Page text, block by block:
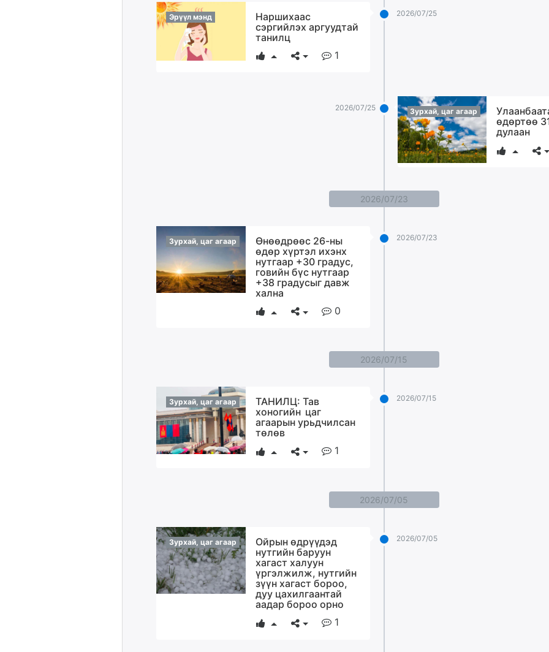
2026/07/25
Эрүүл мэнд
Наршихаас
сэргийлэх аргуудтай
танилц
1
2026/07/25 Зурхай, цаг агаар
өдөртөө
дулаан
2026/07/23
2026/07/23
Зурхай, цаг агаар
Өнөөдрөөс 26-ны
өдөр хүртэл ихэнх
нутгаар +30 градус,
говийн бүс нутгаар
+38 градусыг давж
хална
0
2026/07/15
2026/07/15
Зурхай, цаг агаар
ТАНИЛЦ: Тав
хоногийн цаг
агаарын урьдчилсан
төлөв
1
2026/07/05
2026/07/05
Зурхай, цаг агаар
Ойрын өдрүүдэд
нутгийн баруун
хагаст халуун
үргэлжилж, нутгийн
зүүн хагаст бороо,
дуу цахилгаантай
аадар бороо орно
1